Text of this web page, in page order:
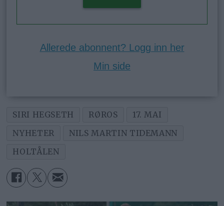
Allerede abonnent? Logg inn her
Min side
SIRI HEGSETH RØROS
17. MAI
NYHETER
NILS MARTIN TIDEMANN
HOLTÅLEN